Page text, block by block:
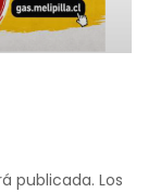
publicada. Los